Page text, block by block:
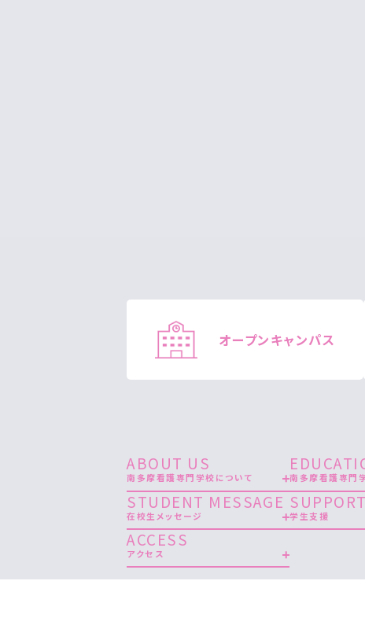
オープンキャンパス
ABOUT US
南多摩看護専門学校について 南多摩看護専門
STUDENT MESSAGE
在校生メッセージ
SUPPORT
学生支援
ACCESS
アクセス